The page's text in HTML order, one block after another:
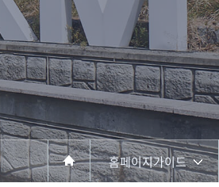
현황
몰)
병리학과
오제약산업학부
오코스메틱학과
케어학과
오식품영양학부
보건학과
체육학과
동물산업학과
학
연계전공
정
학습역량강화
취업진로상담
학생증발급
학생위원회
학술회의 개최 경비 지원
인권센터
제교류처
취ㆍ창업지원처
료소
예비군연대홈페이지가이드